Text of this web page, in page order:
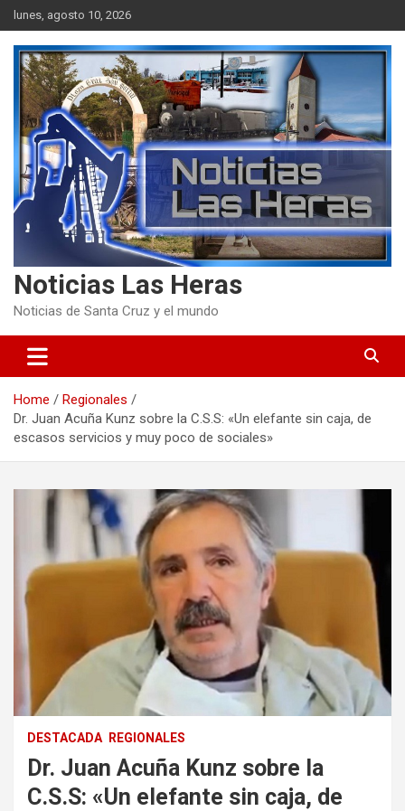
Skip
to
content
lunes, agosto 10, 2026
Noticias Las Heras
Noticias de Santa Cruz y el mundo
Home
Regionales
Dr. Juan Acuña Kunz sobre la C.S.S: «Un elefante sin caja, de
escasos servicios y muy poco de sociales»
DESTACADA REGIONALES
Dr. Juan Acuña Kunz sobre la
C.S.S: «Un elefante sin caja, de